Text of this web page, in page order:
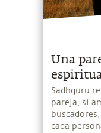
Una
Sadhguru
pareja, si
cada